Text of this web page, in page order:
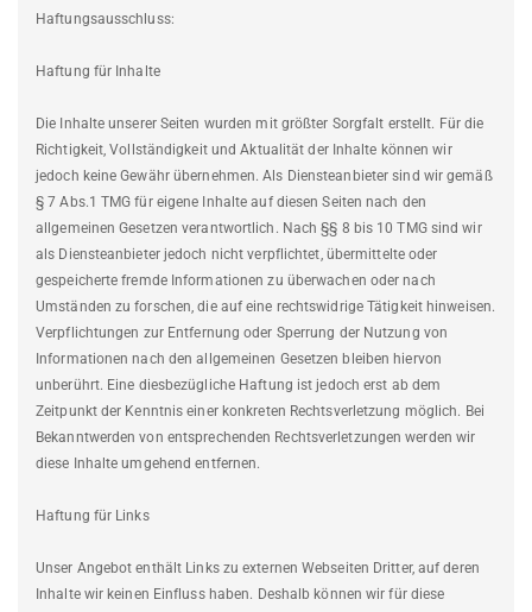
Haftungsausschluss:
Haftung für Inhalte
Die Inhalte unserer Seiten wurden mit größter Sorgfalt erstellt. Für die
Richtigkeit, Vollständigkeit und Aktualität der Inhalte können wir
jedoch keine Gewähr übernehmen. Als Diensteanbieter sind wir gemäß
§ 7 Abs.1 TMG für eigene Inhalte auf diesen Seiten nach den
allgemeinen Gesetzen verantwortlich. Nach §§ 8 bis 10 TMG sind wir
als Diensteanbieter jedoch nicht verpflichtet, übermittelte oder
gespeicherte fremde Informationen zu überwachen oder nach
Umständen zu forschen, die auf eine rechtswidrige Tätigkeit hinweisen.
Verpflichtungen zur Entfernung oder Sperrung der Nutzung von
Informationen nach den allgemeinen Gesetzen bleiben hiervon
unberührt. Eine diesbezügliche Haftung ist jedoch erst ab dem
Zeitpunkt der Kenntnis einer konkreten Rechtsverletzung möglich. Bei
Bekanntwerden von entsprechenden Rechtsverletzungen werden wir
diese Inhalte umgehend entfernen.
Haftung für Links
Unser Angebot enthält Links zu externen Webseiten Dritter, auf deren
Inhalte wir keinen Einfluss haben. Deshalb können wir für diese